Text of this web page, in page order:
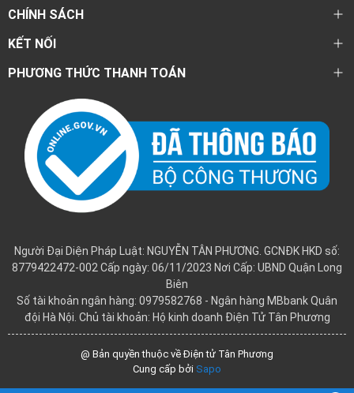
CHÍNH SÁCH
KẾT NỐI
PHƯƠNG THỨC THANH TOÁN
Người Đại Diện Pháp Luật: NGUYỄN TÂN PHƯƠNG. GCNĐK HKD số:
8779422472-002 Cấp ngày: 06/11/2023 Nơi Cấp: UBND Quận Long
Biên
Số tài khoản ngân hàng: 0979582768 - Ngân hàng MBbank Quân
đội Hà Nội. Chủ tài khoản: Hộ kinh doanh Điện Tử Tân Phương
@ Bản quyền thuộc về Điện tử Tân Phương
Cung cấp bởi Sapo